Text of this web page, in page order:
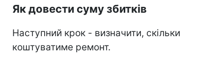
Як довести суму збитків
Наступний крок - визначити, скільки
коштуватиме ремонт.